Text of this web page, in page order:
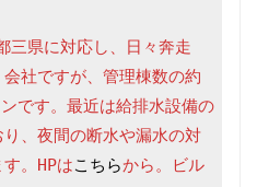
県に対応し、日々奔走
社ですが、管理棟数の約
です。最近は給排水設備の
、夜間の断水や漏水の対
。HPはこちらから。ビル